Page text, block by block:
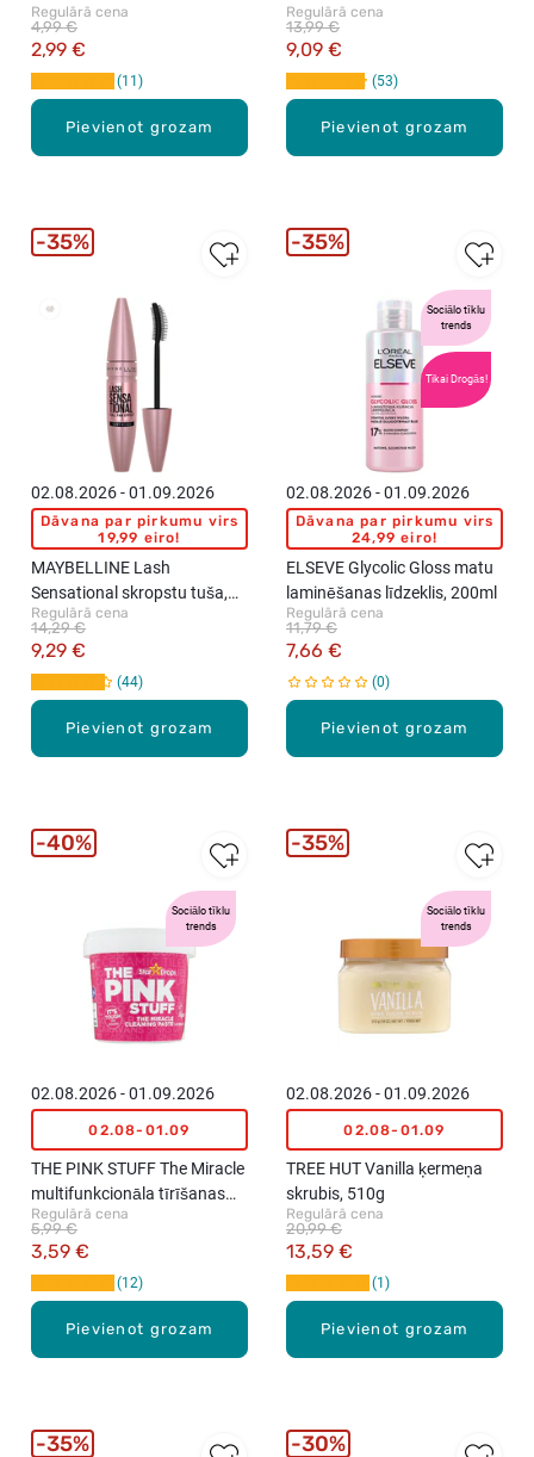
Pievienot grozam
Regulārā cena
2,99 €
4,99 €
11
Pievienot grozam
Regulārā cena
9,09 €
13,99 €
53
Pievienot grozam
02.08.2026 - 01.09.2026
Dāvana par pirkumu virs
19,99 eiro!
MAYBELLINE Lash
Sensational skropstu tuša,
Very Black, 9.5ml
Regulārā cena
9,29 €
14,29 €
44
35%
Sociālo tīklu
trends
Tikai Drogās!
Pievienot grozam
02.08.2026 - 01.09.2026
Dāvana par pirkumu virs
24,99 eiro!
ELSEVE Glycolic Gloss matu
laminēšanas līdzeklis, 200ml
Regulārā cena
7,66 €
11,79 €
0
35%
Sociālo tīklu
trends
Pievienot grozam
02.08.2026 - 01.09.2026
02.08-01.09
THE PINK STUFF The Miracle
multifunkcionāla tīrīšanas
pasta, 850g
Regulārā cena
3,59 €
5,99 €
12
40%
Sociālo tīklu
trends
Pievienot grozam
02.08.2026 - 01.09.2026
02.08-01.09
TREE HUT Vanilla ķermeņa
skrubis, 510g
Regulārā cena
13,59 €
20,99 €
1
35%
35% 30%